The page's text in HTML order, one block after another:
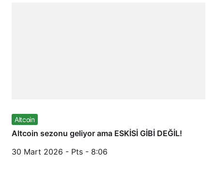
Altcoin
Altcoin sezonu geliyor ama ESKİSİ GİBİ DEĞİL!
30 Mart 2026 - Pts - 8:06